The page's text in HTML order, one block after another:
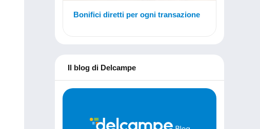
Bonifici diretti per ogni transazione
Il blog di Delcampe